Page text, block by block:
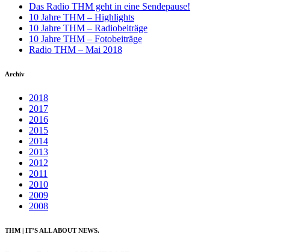
Das Radio THM geht in eine Sendepause!
10 Jahre THM – Highlights
10 Jahre THM – Radiobeiträge
10 Jahre THM – Fotobeiträge
Radio THM – Mai 2018
Archiv
2018
2017
2016
2015
2014
2013
2012
2011
2010
2009
2008
THM | IT’S ALL ABOUT NEWS.